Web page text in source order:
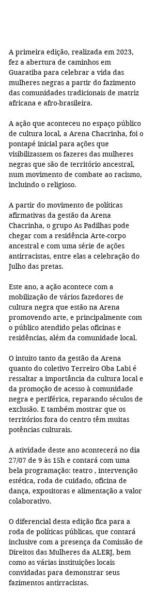
A primeira edição, realizada em 2023,
fez a abertura de caminhos em
Guaratiba para celebrar a vida das
mulheres negras a partir do fazimento
das comunidades tradicionais de matriz
africana e afro-brasileira.
A ação que aconteceu no espaço público
de cultura local, a Arena Chacrinha, foi o
pontapé inicial para ações que
visibilizassem os fazeres das mulheres
negras que são de território ancestral,
num movimento de combate ao racismo,
incluindo o religioso.
A partir do movimento de políticas
afirmativas da gestão da Arena
Chacrinha, o grupo As Padilhas pode
chegar com a residência Arte-corpo
ancestral e com uma série de ações
antirracistas, entre elas a celebração do
Julho das pretas.
Este ano, a ação acontece com a
mobilização de vários fazedores de
cultura negra que estão na Arena
promovendo arte, e principalmente com
o público atendido pelas oficinas e
residências, além da comunidade local.
O intuito tanto da gestão da Arena
quanto do coletivo Terreiro Oba Labi é
ressaltar a importância da cultura local e
da promoção de acesso à comunidade
negra e periférica, reparando séculos de
exclusão. E também mostrar que os
territórios fora do centro têm muitas
potências culturais.
A atividade deste ano acontecerá no dia
27/07 de 9 às 15h e contará com uma
bela programação: teatro , intervenção
estética, roda de cuidado, oficina de
dança, expositoras e alimentação a valor
colaborativo.
O diferencial desta edição fica para a
roda de políticas públicas, que contará
inclusive com a presença da Comissão de
Direitos das Mulheres da ALERJ, bem
como as várias instituições locais
convidadas para demonstrar seus
fazimentos antirracistas.